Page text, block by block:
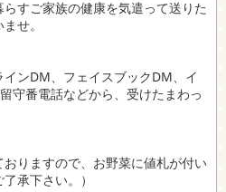
すご家族の健康を気遣って送りた
せ。
ンDM、フェイスブックDM、イ
守番電話などから、受けたまわっ
おりますので、お野菜に値札が付い
承下さい。）